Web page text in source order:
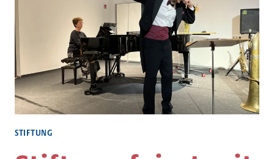
STIFTUNG